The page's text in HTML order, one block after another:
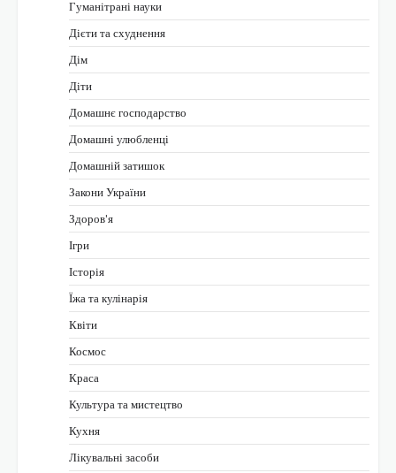
Гуманітрані науки
Дієти та схуднення
Дім
Діти
Домашнє господарство
Домашні улюбленці
Домашній затишок
Закони України
Здоров'я
Ігри
Історія
Їжа та кулінарія
Квіти
Космос
Краса
Культура та мистецтво
Кухня
Лікувальні засоби